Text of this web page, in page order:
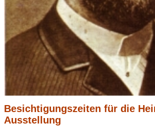
Besichtigungszeiten für die
Ausstellung